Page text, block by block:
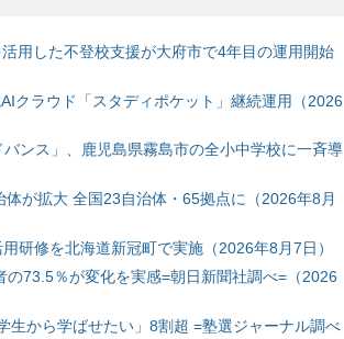
用した不登校支援が大府市で4年目の運用開始
クラウド「スタディポケット」継続運用（2026
ンス」、鹿児島県霧島市の全小中学校に一斉導
が拡大 全国23自治体・65拠点に（2026年8月
研修を北海道新冠町で実施（2026年8月7日）
73.5％が変化を実感=朝日新聞社調べ=（2026
生から学ばせたい」8割超 =塾選ジャーナル調べ